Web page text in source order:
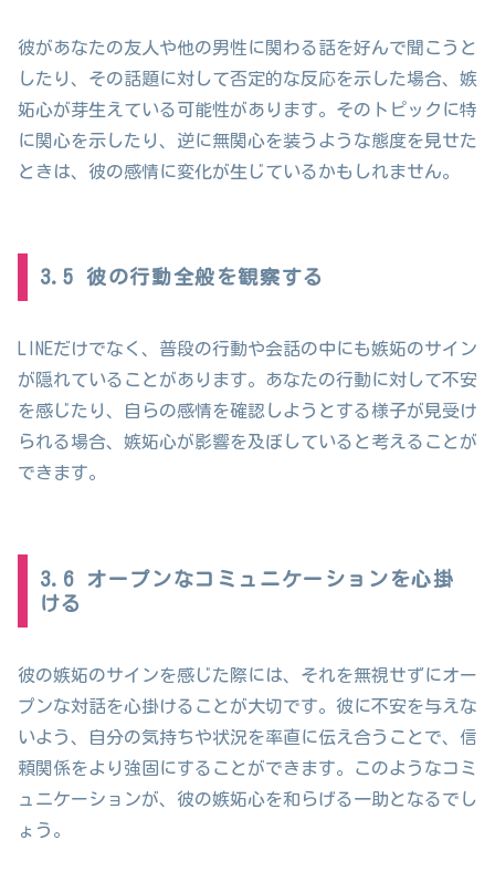
彼があなたの友人や他の男性に関わる話を好んで聞こうと
したり、その話題に対して否定的な反応を示した場合、嫉
妬心が芽生えている可能性があります。そのトピックに特
に関心を示したり、逆に無関心を装うような態度を見せた
ときは、彼の感情に変化が生じているかもしれません。
3.5 彼の行動全般を観察する
LINEだけでなく、普段の行動や会話の中にも嫉妬のサイン
が隠れていることがあります。あなたの行動に対して不安
を感じたり、自らの感情を確認しようとする様子が見受け
られる場合、嫉妬心が影響を及ぼしていると考えることが
できます。
3.6 オープンなコミュニケーションを心掛
ける
彼の嫉妬のサインを感じた際には、それを無視せずにオー
プンな対話を心掛けることが大切です。彼に不安を与えな
いよう、自分の気持ちや状況を率直に伝え合うことで、信
頼関係をより強固にすることができます。このようなコミ
ュニケーションが、彼の嫉妬心を和らげる一助となるでし
ょう。